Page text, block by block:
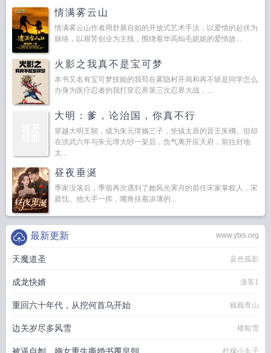
情满雾云山
情满雾云山作者用舒展自如的开放式艺术手法，以爱情的起伏为
脉络，以艰苦创业为主线，围绕着华高灿毛妮妮的爱情故...
火影之我真不是宝可梦
本书又名有宝可梦技能的我苟在雾隐村开局和再不斩是同学怎么
办身为医疗忍者的我打穿忍界第三次忍界大战，...
大明：爹，论治国，你真不行
穿越大明王朝，成为朱元璋嫡三子，坐镇太原的晋王朱棡。但却
在洪武六年与朱元璋大吵一架后，负气离开应天府，前往封地
太...
昼夜垂涎
季家没落后，季翡再次遇到了她风光霁月的前任宋家掌权人，宋
庭忱。他大手一挥，嘴角挂着凉薄的...
www.ytxs.org
最新更新
天魔道圣 蓝色孤影
成龙快婿 漫客1
重回六十年代，从挖何首乌开始 巍巍青山
边关岁尽多风雪 楼船雪
柠檬小丸子